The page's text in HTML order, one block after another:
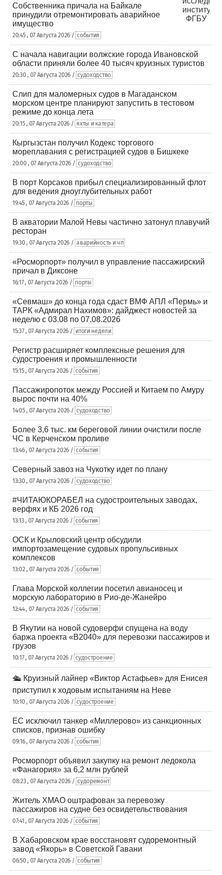
Собственника причала на Байкале
принудили отремонтировать аварийное
имущество
20:45 , 07 Августа 2026 / события
С начала навигации волжские города Ивановской
области приняли более 40 тысяч круизных туристов
20:30 , 07 Августа 2026 / судоходство
Слип для маломерных судов в Магаданском
морском центре планируют запустить в тестовом
режиме до конца лета
20:15 , 07 Августа 2026 / яхты и катера
Кыргызстан получил Кодекс торгового
мореплавания с регистрацией судов в Бишкеке
20:00 , 07 Августа 2026 / судоходство
В порт Корсаков прибыл специализированный флот
для ведения дноуглубительных работ
19:45 , 07 Августа 2026 / порты
В акватории Малой Невы частично затонул плавучий
ресторан
19:30 , 07 Августа 2026 / аварийность и чп
«Росморпорт» получил в управление пассажирский
причал в Диксоне
16:17 , 07 Августа 2026 / порты
«Севмаш» до конца года сдаст ВМФ АПЛ «Пермь» и
ТАРК «Адмирал Нахимов»: дайджест новостей за
неделю с 03.08 по 07.08.2026
15:37 , 07 Августа 2026 / итоги недели
Регистр расширяет комплексные решения для
судостроения и промышленности
15:15 , 07 Августа 2026 / события
Пассажиропоток между Россией и Китаем по Амуру
вырос почти на 40%
14:05 , 07 Августа 2026 / судоходство
Более 3,6 тыс. км береговой линии очистили после
ЧС в Керченском проливе
13:46 , 07 Августа 2026 / события
Северный завоз на Чукотку идет по плану
13:30 , 07 Августа 2026 / судоходство
#ЧИТАЮКОРАБЕЛ на судостроительных заводах,
верфях и КБ 2026 год
13:13 , 07 Августа 2026 / события
ОСК и Крыловский центр обсудили
импортозамещение судовых пропульсивных
комплексов
13:02 , 07 Августа 2026 / события
Глава Морской коллегии посетил авианосец и
морскую лабораторию в Рио-де-Жанейро
12:44 , 07 Августа 2026 / события
В Якутии на новой судоверфи спущена на воду
баржа проекта «В2040» для перевозки пассажиров и
грузов
10:17 , 07 Августа 2026 / судостроение
🛳️ Круизный лайнер «Виктор Астафьев» для Енисея
приступил к ходовым испытаниям на Неве
10:10 , 07 Августа 2026 / судостроение
ЕС исключил танкер «Миллерово» из санкционных
списков, признав ошибку
09:16 , 07 Августа 2026 / события
Росморпорт объявил закупку на ремонт ледокола
«Фанагория» за 6,2 млн рублей
08:23 , 07 Августа 2026 / судоремонт
Житель ХМАО оштрафован за перевозку
пассажиров на судне без освидетельствования
07:41 , 07 Августа 2026 / события
В Хабаровском крае восстановят судоремонтный
завод «Якорь» в Советской Гавани
06:50 , 07 Августа 2026 / события